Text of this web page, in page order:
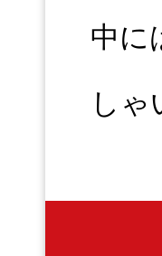
中に
しゃ